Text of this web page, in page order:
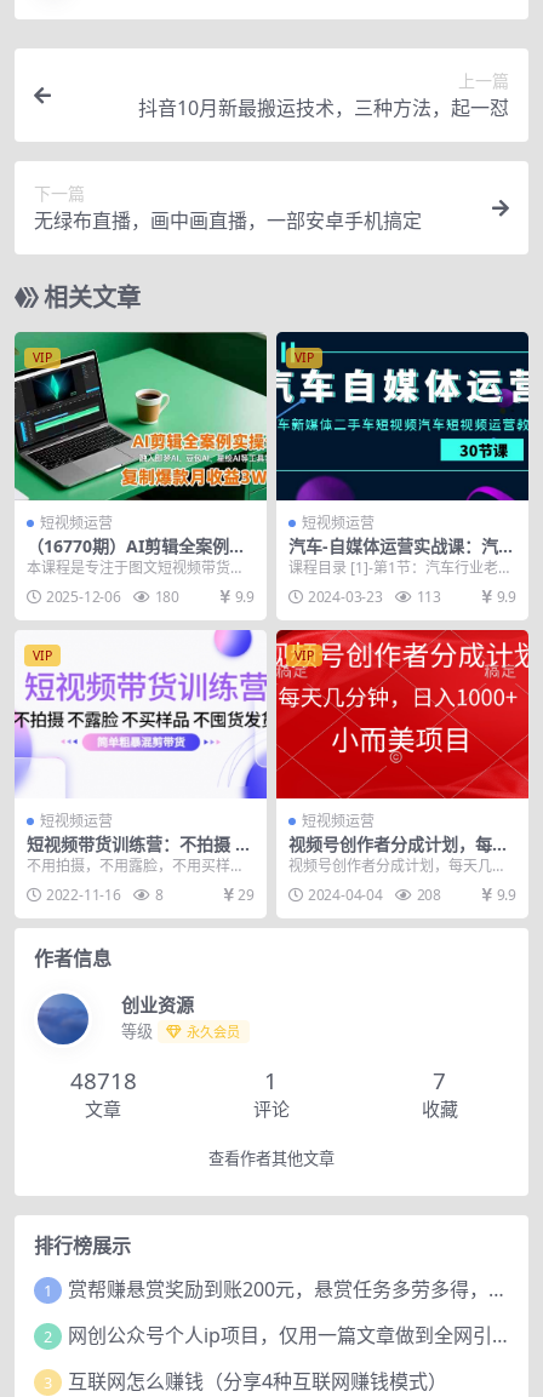
上一篇
抖音10月新最搬运技术，三种方法，起一怼
下一篇
无绿布直播，画中画直播，一部安卓手机搞定
相关文章
VIP
短视频运营
（16770期）AI剪辑全案例实
操课，融入即梦AI、豆包AI、
星绘AI等工具实操，复制爆款
月收益3W+
本课程是专注于图文短视频带货的A
I剪辑实战专栏，涵盖服装平铺、模
特展示、动态效果...
2025-12-06 180 9.9
VIP
短视频运营
汽车-自媒体运营实战课：汽
车-新媒体二手车短视频汽车短
视频运营教程
课程目录 [1]-第1节：汽车行业老
板，一定要学的自媒体运营实操
课！mp4 [2...
2024-03-23 113 9.9
VIP
短视频运营
短视频带货训练营：不拍摄 不
露脸 不买样品 不囤货发货 简
不用拍摄，不用露脸，不用买样
品，不用囤货发货，简单粗暴的混
剪带货！ 1.前言.m...
2022-11-16 8 29
VIP
短视频运营
视频号创作者分成计划，每天
几分钟，收入1000+，小而美
视频号创作者分成计划，每天几分
钟，收入1000+，小而美项目
2024-04-04 208 9.9
作者信息
创业资源
等级 永久会员
48718
文章
1
评论
7
收藏
查看作者其他文章
排行榜展示
1 赏帮赚悬赏奖励到账200元，悬赏任务多劳多得，人人可做。
2 网创公众号个人ip项目，仅用一篇文章做到全网引流！
3 互联网怎么赚钱（分享4种互联网赚钱模式）